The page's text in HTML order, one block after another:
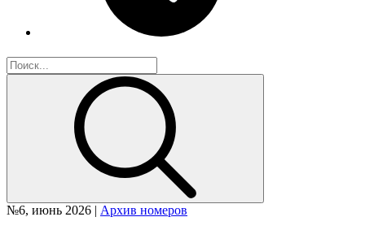
№6, июнь 2026 | Архив номеров